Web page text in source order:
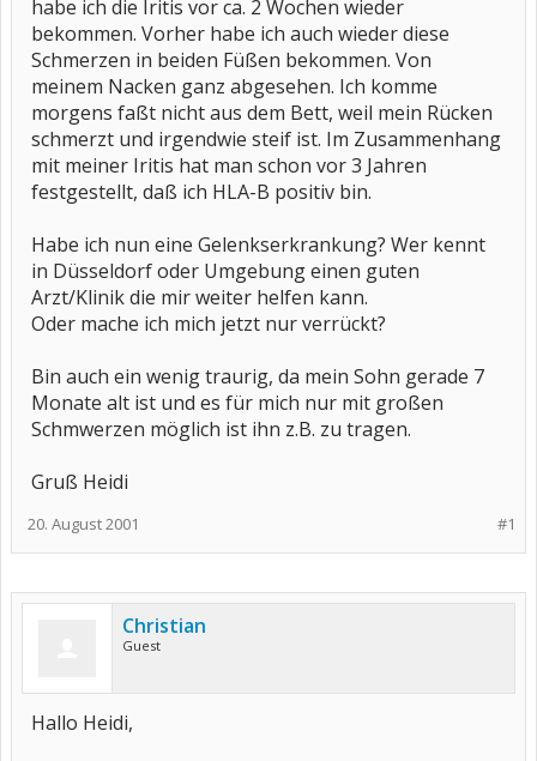
habe ich die Iritis vor ca. 2 Wochen wieder
bekommen. Vorher habe ich auch wieder diese
Schmerzen in beiden Füßen bekommen. Von
meinem Nacken ganz abgesehen. Ich komme
morgens faßt nicht aus dem Bett, weil mein Rücken
schmerzt und irgendwie steif ist. Im Zusammenhang
mit meiner Iritis hat man schon vor 3 Jahren
festgestellt, daß ich HLA-B positiv bin.
Habe ich nun eine Gelenkserkrankung? Wer kennt
in Düsseldorf oder Umgebung einen guten
Arzt/Klinik die mir weiter helfen kann.
Oder mache ich mich jetzt nur verrückt?
Bin auch ein wenig traurig, da mein Sohn gerade 7
Monate alt ist und es für mich nur mit großen
Schmwerzen möglich ist ihn z.B. zu tragen.
Gruß Heidi
#1
20. August 2001
Christian
Guest
Hallo Heidi,